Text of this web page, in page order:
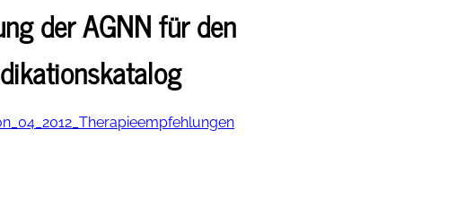
der AGNN für den